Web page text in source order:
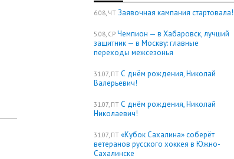
6.08, ЧТ Заявочная кампания стартовала!
5.08, СР Чемпион — в Хабаровск, лучший
защитник — в Москву: главные
переходы межсезонья
31.07, ПТ С днём рождения, Николай
Валерьевич!
31.07, ПТ С днём рождения, Николай
Николаевич!
31.07, ПТ «Кубок Сахалина» соберёт
ветеранов русского хоккея в Южно-
Сахалинске